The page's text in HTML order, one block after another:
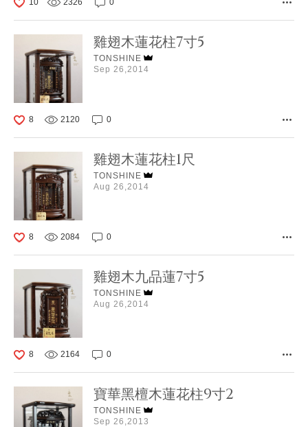
10 2326 0
雞翅木蓮花柱7寸5
TONSHINE
Sep 26,2014
8 2120 0
雞翅木蓮花柱1尺
TONSHINE
Aug 26,2014
8 2084 0
雞翅木九品蓮7寸5
TONSHINE
Aug 26,2014
8 2164 0
寶華黑檀木蓮花柱9寸2
TONSHINE
Sep 26,2013